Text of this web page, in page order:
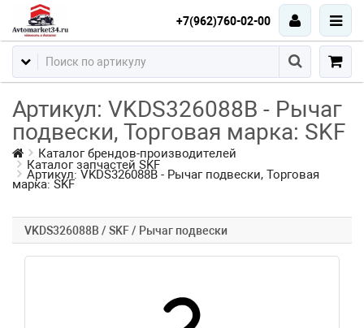
+7(962)760-02-00
Артикул: VKDS326088B - Рычаг
подвески, Торговая марка: SKF
Каталог брендов-производителей
Каталог запчастей SKF
Артикул: VKDS326088B - Рычаг подвески, Торговая
марка: SKF
VKDS326088B / SKF / Рычаг подвески